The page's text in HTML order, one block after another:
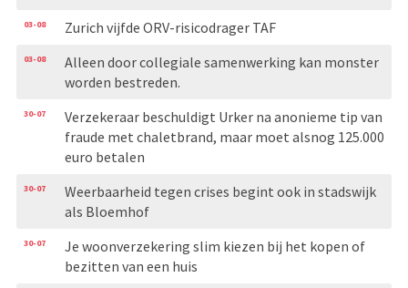
03-08 Zurich vijfde ORV-risicodrager TAF
03-08
Alleen door collegiale samenwerking kan monster
worden bestreden.
30-07
Verzekeraar beschuldigt Urker na anonieme tip van
fraude met chaletbrand, maar moet alsnog 125.000
euro betalen
30-07
Weerbaarheid tegen crises begint ook in stadswijk
als Bloemhof
30-07
Je woonverzekering slim kiezen bij het kopen of
bezitten van een huis